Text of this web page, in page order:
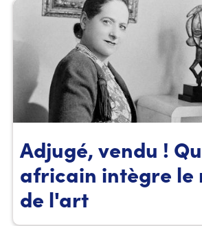
Adjugé, vendu !
africain intègre le
de l'art